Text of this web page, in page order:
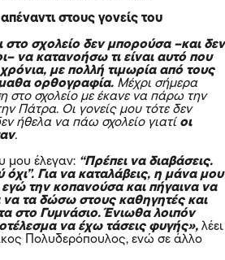
στους γονείς του
στο σχολείο δεν μπορούσα –και δεν
να κατανοήσω τι είναι αυτό που
µε πολλή τιµωρία από τους
ορθογραφία. Μέχρι σήμερα
σχολείο µε έκανε να πάρω την
Πάτρα. Οι γονείς µου τότε δεν
ήθελα να πάω σχολείο γιατί οι
.
µου έλεγαν: “Πρέπει να διαβάσεις.
όχι”. Για να καταλάβεις, η μάνα µου
εγώ την κοπανούσα και πήγαινα να
τα δώσω στους καθηγητές και
στο Γυμνάσιο. Ένιωθα λοιπόν
να έχω τάσεις φυγής», λέει
Πολυδερόπουλος, ενώ σε άλλο